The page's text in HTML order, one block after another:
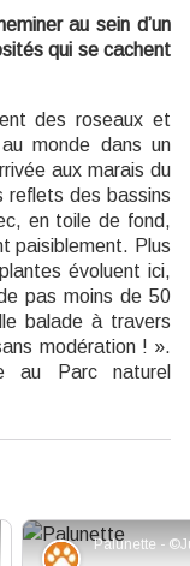
au sein d’un
qui se cachent
des roseaux et
monde dans un
aux marais du
reflets des bassins
en toile de fond,
paisiblement. Plus
évoluent ici,
pas moins de 50
balade à travers
modération ! ».
au Parc naturel
Faune